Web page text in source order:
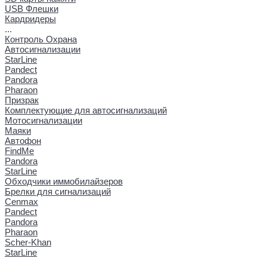
USB Флешки
Кардридеры
...
Контроль Охрана
Автосигнализации
StarLine
Pandect
Pandora
Pharaon
Призрак
Комплектующие для автосигнализаций
Мотосигнализации
Маяки
Автофон
FindMe
Pandora
StarLine
Обходчики иммобилайзеров
Брелки для сигнализаций
Cenmax
Pandect
Pandora
Pharaon
Scher-Khan
StarLine